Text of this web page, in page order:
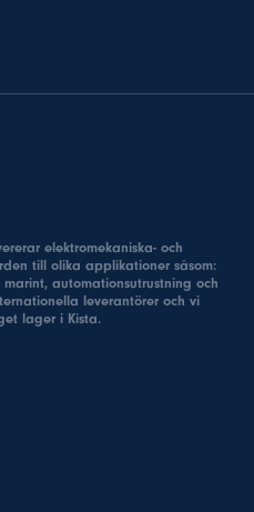
elektromekaniska- och
till olika applikationer såsom:
automationsutrustning och
leverantörer och vi
lager i Kista.